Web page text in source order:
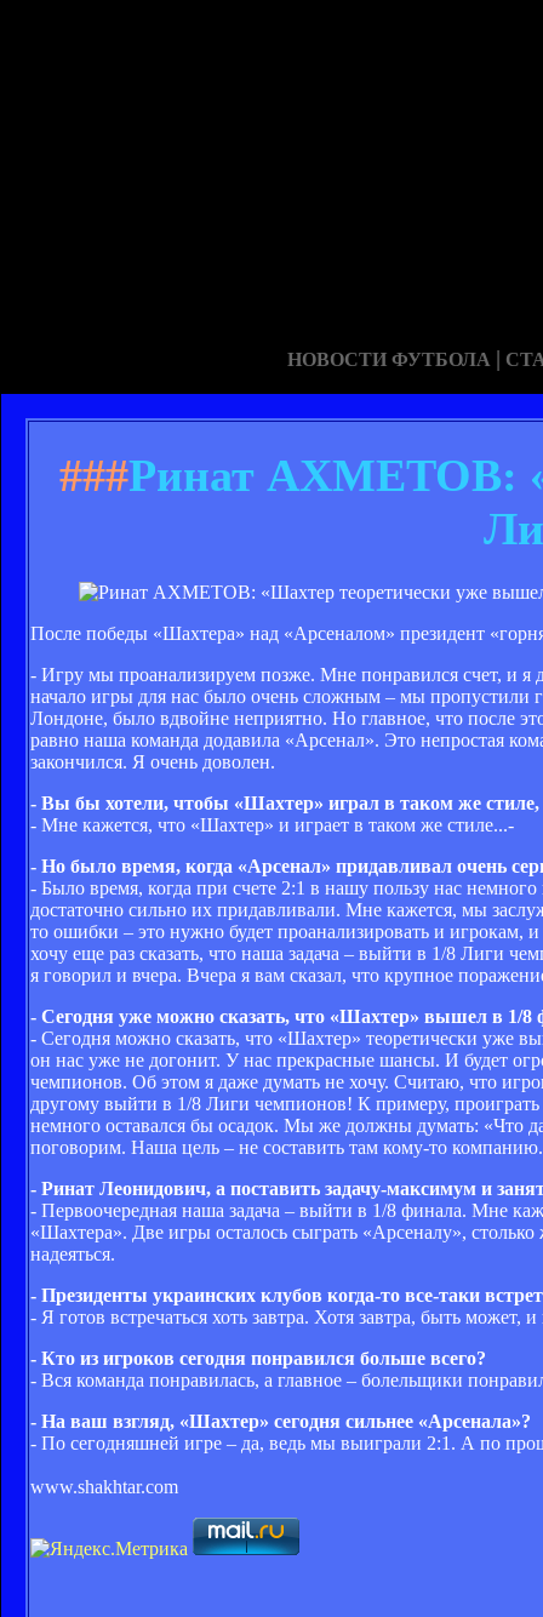
НОВОСТИ ФУТБОЛА |
###Ринат АХМЕТОВ:
После победы «Шахтера» над «Арсеналом» президент
- Игру мы проанализируем позже. Мне понравился счет, и
начало игры для нас было очень сложным – мы пропустили
Лондоне, было вдвойне неприятно. Но главное, что после
равно наша команда додавила «Арсенал». Это непростая
закончился. Я очень доволен.
- Вы бы хотели, чтобы «Шахтер» играл в таком же
- Мне кажется, что «Шахтер» и играет в таком же стиле...-
- Но было время, когда «Арсенал» придавливал очень
- Было время, когда при счете 2:1 в нашу пользу нас
достаточно сильно их придавливали. Мне кажется, мы
то ошибки – это нужно будет проанализировать и
хочу еще раз сказать, что наша задача – выйти в 1/8 Лиги
я говорил и вчера. Вчера я вам сказал, что крупное
- Сегодня уже можно сказать, что «Шахтер» вышел в 1/8
- Сегодня можно сказать, что «Шахтер» теоретически уже
он нас уже не догонит. У нас прекрасные шансы. И будет
чемпионов. Об этом я даже думать не хочу. Считаю, что
другому выйти в 1/8 Лиги чемпионов! К примеру,
немного оставался бы осадок. Мы же должны думать: «Что
поговорим. Наша цель – не составить там кому-то
- Ринат Леонидович, а поставить задачу-максимум и
- Первоочередная наша задача – выйти в 1/8 финала. Мне
«Шахтера». Две игры осталось сыграть «Арсеналу»,
надеяться.
- Президенты украинских клубов когда-то все-таки
- Я готов встречаться хоть завтра. Хотя завтра, быть
- Кто из игроков сегодня понравился больше всего?
- Вся команда понравилась, а главное – болельщики
- На ваш взгляд, «Шахтер» сегодня сильнее «Арсенала»?
- По сегодняшней игре – да, ведь мы выиграли 2:1. А по
www.shakhtar.com